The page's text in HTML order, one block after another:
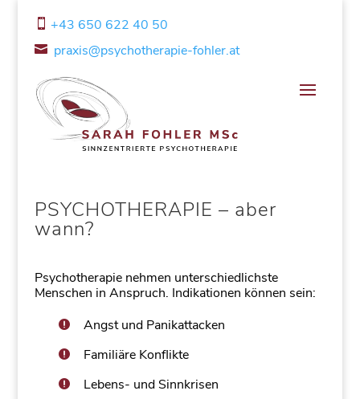
 +43 650 622 40 50
 praxis@psychotherapie-fohler.at
PSYCHOTHERAPIE – aber
wann?
Psychotherapie nehmen unterschiedlichste
Menschen in Anspruch. Indikationen können sein:
Angst und Panikattacken
Familiäre Konflikte
Lebens- und Sinnkrisen